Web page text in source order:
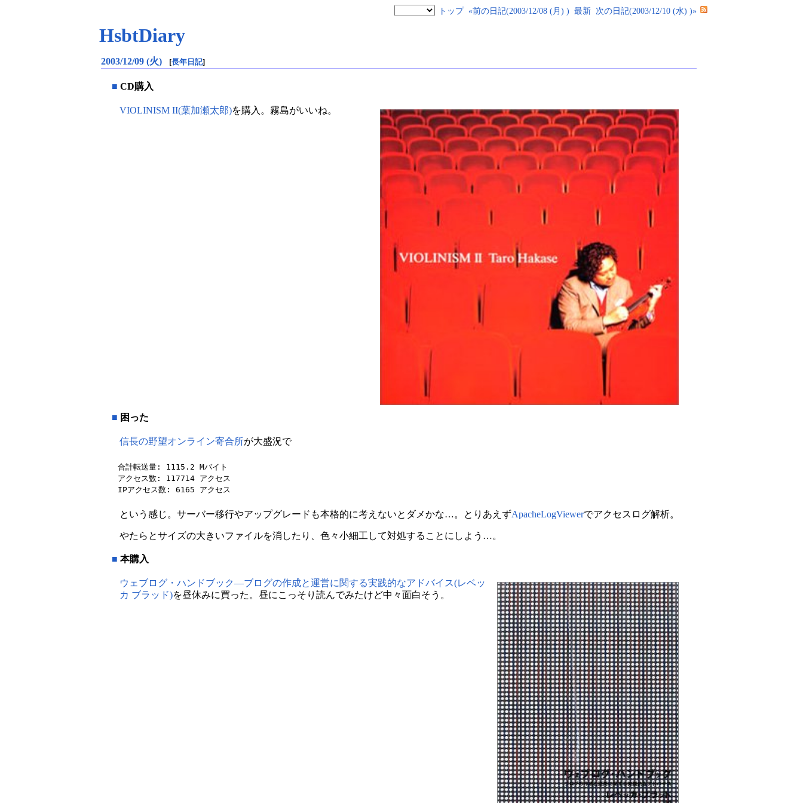
トップ «前の日記(2003/12/08 (月) ) 最新 次の日記(2003/12/10 (水) )»
HsbtDiary
2003/12/09 (火) [長年日記]
■ CD購入
VIOLINISM II(葉加瀬太郎)を購入。霧島がいいね。
■ 困った
信長の野望オンライン寄合所が大盛況で
合計転送量: 1115.2 Mバイト
アクセス数: 117714 アクセス
という感じ。サーバー移行やアップグレードも本格的に考えないとダメかな…。とりあえずApacheLogViewerでアクセスログ解析。
やたらとサイズの大きいファイルを消したり、色々小細工して対処することにしよう…。
■ 本購入
ウェブログ・ハンドブック―ブログの作成と運営に関する実践的なアドバイス(レベッ
カ ブラッド)を昼休みに買った。昼にこっそり読んでみたけど中々面白そう。